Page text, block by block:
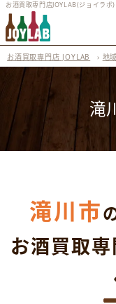
お酒買取専門店JOYLAB(ジョイラボ)
お酒買取専門店 JOYLAB › 地域
滝
滝川市
お酒買取